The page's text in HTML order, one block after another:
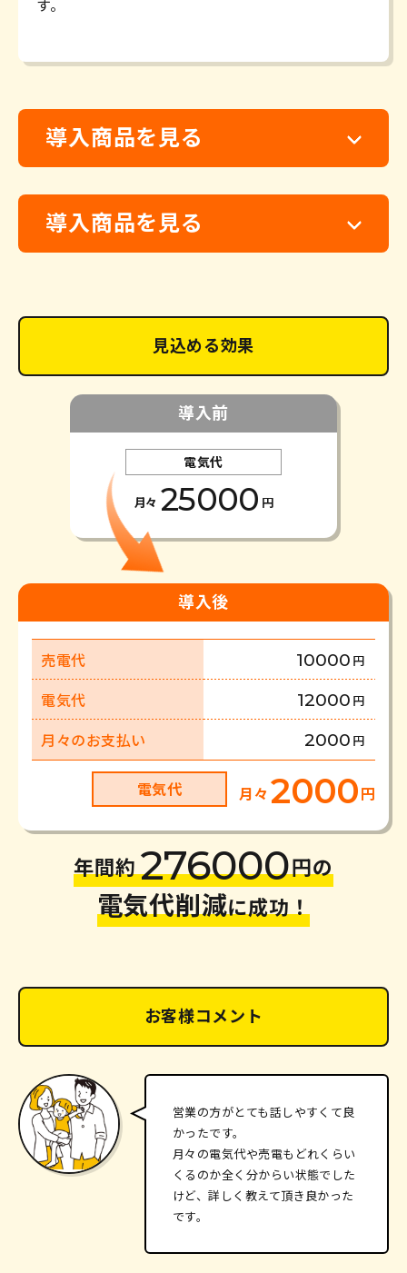
す。
導入商品を見る
導入商品を見る
見込める効果
導入前
電気代
月々 25000 円
導入後
売電代 10000 円
電気代 12000 円
月々のお支払い 2000 円
電気代 月々 2000円
年間約276000円の
電気代削減に成功！
お客様コメント
営業の方がとても話しやすくて良
かったです。
月々の電気代や売電もどれくらい
くるのか全く分からい状態でした
けど、詳しく教えて頂き良かった
です。